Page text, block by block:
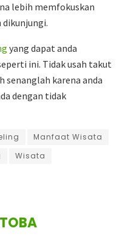
lebih memfokuskan
dikunjungi.
yang dapat anda
ini. Tidak usah takut
senanglah karena anda
dengan tidak
Manfaat Wisata
Wisata